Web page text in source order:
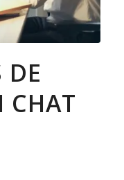
DE
CHAT